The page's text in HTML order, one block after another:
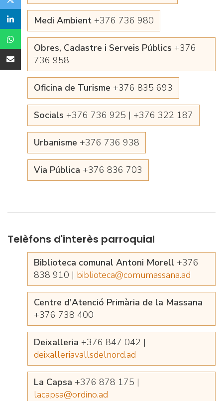
Medi Ambient +376 736 980
Obres, Cadastre i Serveis Públics +376
736 958
Oficina de Turisme +376 835 693
Socials +376 736 925 | +376 322 187
Urbanisme +376 736 938
Via Pública +376 836 703
Telèfons d'interès parroquial
Biblioteca comunal Antoni Morell +376
838 910 | biblioteca@comumassana.ad
Centre d'Atenció Primària de la Massana
+376 738 400
Deixalleria +376 847 042 |
deixalleriavallsdelnord.ad
La Capsa +376 878 175 |
lacapsa@ordino.ad